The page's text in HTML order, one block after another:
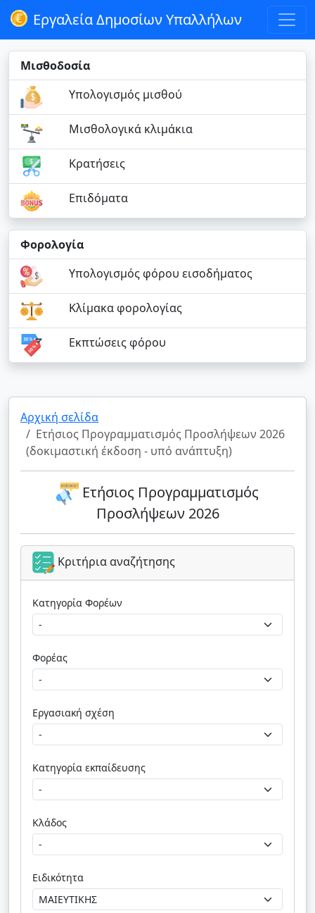
Εργαλεία Δημοσίων Υπαλλήλων
Μισθοδοσία
Υπολογισμός μισθού
Μισθολογικά κλιμάκια
Κρατήσεις
Επιδόματα
Φορολογία
Υπολογισμός φόρου εισοδήματος
Κλίμακα φορολογίας
Εκπτώσεις φόρου
Αρχική σελίδα
Ετήσιος Προγραμματισμός Προσλήψεων 2026
(δοκιμαστική έκδοση - υπό ανάπτυξη)
Ετήσιος Προγραμματισμός
Προσλήψεων 2026
Κριτήρια αναζήτησης
Κατηγορία Φορέων
Φορέας
Εργασιακή σχέση
Κατηγορία εκπαίδευσης
Κλάδος
Ειδικότητα